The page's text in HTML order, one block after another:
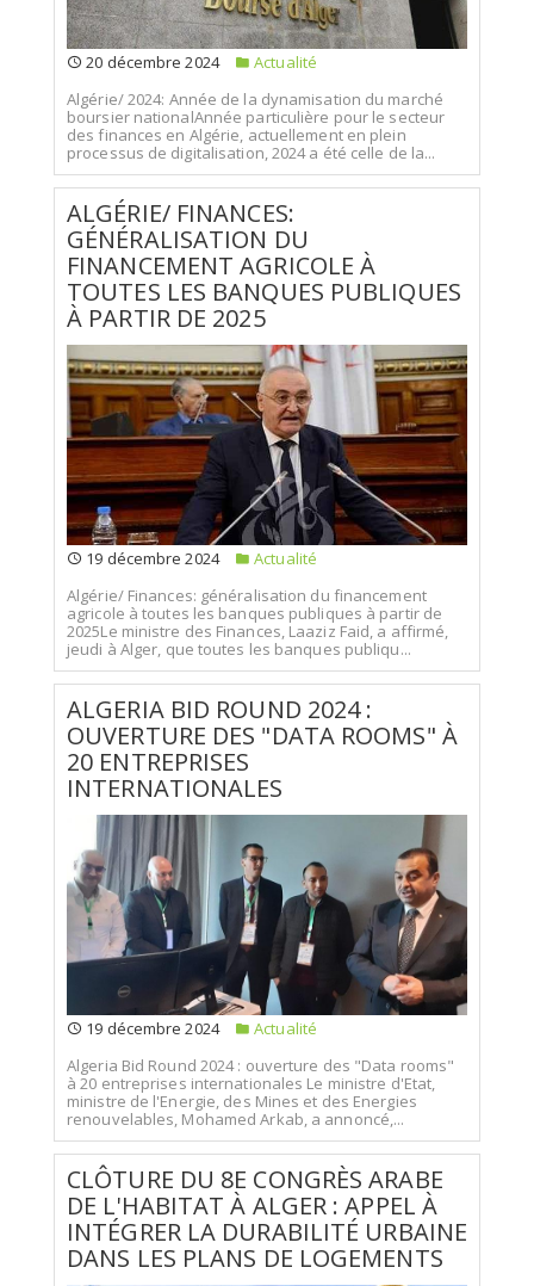
20 décembre 2024
Actualité
Algérie/ 2024: Année de la dynamisation du marché
boursier nationalAnnée particulière pour le secteur
des finances en Algérie, actuellement en plein
processus de digitalisation, 2024 a été celle de la...
ALGÉRIE/ FINANCES:
GÉNÉRALISATION DU
FINANCEMENT AGRICOLE À
TOUTES LES BANQUES PUBLIQUES
À PARTIR DE 2025
19 décembre 2024
Actualité
Algérie/ Finances: généralisation du financement
agricole à toutes les banques publiques à partir de
2025Le ministre des Finances, Laaziz Faid, a affirmé,
jeudi à Alger, que toutes les banques publiqu...
ALGERIA BID ROUND 2024 :
OUVERTURE DES "DATA ROOMS" À
20 ENTREPRISES
INTERNATIONALES
19 décembre 2024
Actualité
Algeria Bid Round 2024 : ouverture des "Data rooms"
à 20 entreprises internationales Le ministre d'Etat,
ministre de l'Energie, des Mines et des Energies
renouvelables, Mohamed Arkab, a annoncé,...
CLÔTURE DU 8E CONGRÈS ARABE
DE L'HABITAT À ALGER : APPEL À
INTÉGRER LA DURABILITÉ URBAINE
DANS LES PLANS DE LOGEMENTS